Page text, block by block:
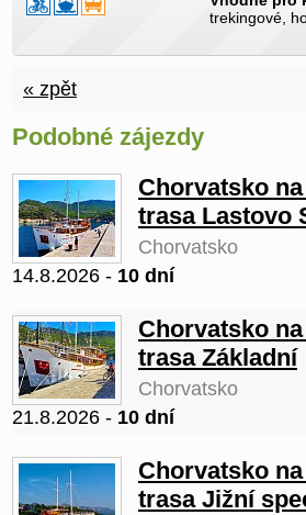
trekingové,
« zpět
Podobné zájezdy
Chorvatsko
trasa Lastovo
Chorvatsko
14.8.2026 - 10 dní
Chorvatsko
trasa Základní
Chorvatsko
21.8.2026 - 10 dní
Chorvatsko
trasa Jižní